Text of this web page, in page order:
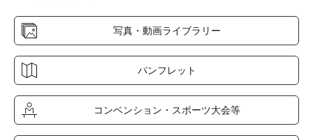
写真・動画ライブラリー
パンフレット
コンベンション・スポーツ大会等